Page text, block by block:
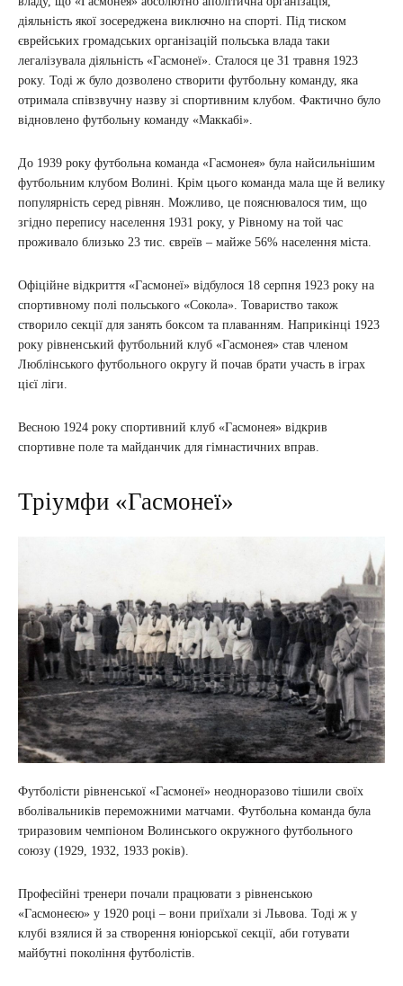
діяльність якої зосереджена виключно на спорті. Під тиском
єврейських громадських організацій польська влада таки
легалізувала діяльність «Гасмонеї». Сталося це 31 травня 1923
року. Тоді ж було дозволено створити футбольну команду, яка
отримала співзвучну назву зі спортивним клубом. Фактично було
відновлено футбольну команду «Маккабі».
До 1939 року футбольна команда «Гасмонея» була найсильнішим
футбольним клубом Волині. Крім цього команда мала ще й велику
популярність серед рівнян. Можливо, це пояснювалося тим, що
згідно перепису населення 1931 року, у Рівному на той час
проживало близько 23 тис. євреїв – майже 56% населення міста.
Офіційне відкриття «Гасмонеї» відбулося 18 серпня 1923 року на
спортивному полі польського «Сокола». Товариство також
створило секції для занять боксом та плаванням. Наприкінці 1923
року рівненський футбольний клуб «Гасмонея» став членом
Люблінського футбольного округу й почав брати участь в іграх
цієї ліги.
Весною 1924 року спортивний клуб «Гасмонея» відкрив
спортивне поле та майданчик для гімнастичних вправ.
Тріумфи «Гасмонеї»
Футболісти рівненської «Гасмонеї» неодноразово тішили своїх
вболівальників переможними матчами. Футбольна команда була
триразовим чемпіоном Волинського окружного футбольного
союзу (1929, 1932, 1933 років).
Професійні тренери почали працювати з рівненською
«Гасмонеєю» у 1920 році – вони приїхали зі Львова. Тоді ж у
клубі взялися й за створення юніорської секції, аби готувати
майбутні покоління футболістів.